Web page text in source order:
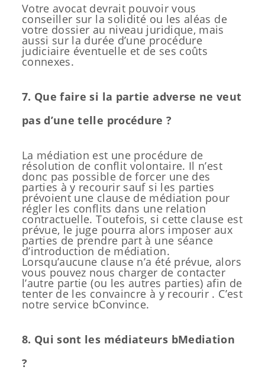
Votre avocat devrait pouvoir vous
conseiller sur la solidité ou les aléas de
votre dossier au niveau juridique, mais
aussi sur la durée d’une procédure
judiciaire éventuelle et de ses coûts
connexes.
7. Que faire si la partie adverse ne veut
pas d’une telle procédure ?
La médiation est une procédure de
résolution de conflit volontaire. Il n’est
donc pas possible de forcer une des
parties à y recourir sauf si les parties
prévoient une clause de médiation pour
régler les conflits dans une relation
contractuelle. Toutefois, si cette clause est
prévue, le juge pourra alors imposer aux
parties de prendre part à une séance
d’introduction de médiation.
Lorsqu’aucune clause n’a été prévue, alors
vous pouvez nous charger de contacter
l’autre partie (ou les autres parties) afin de
tenter de les convaincre à y recourir . C’est
notre service bConvince.
8. Qui sont les médiateurs bMediation
?